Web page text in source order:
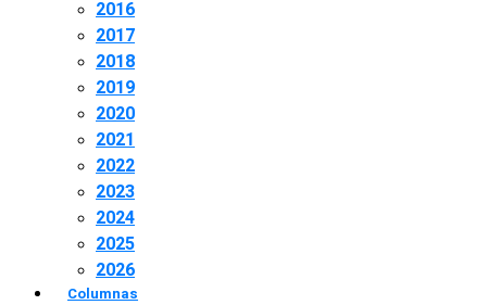
2016
2017
2018
2019
2020
2021
2022
2023
2024
2025
2026
Columnas